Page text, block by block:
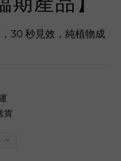
30 秒見效，純植物成
貨